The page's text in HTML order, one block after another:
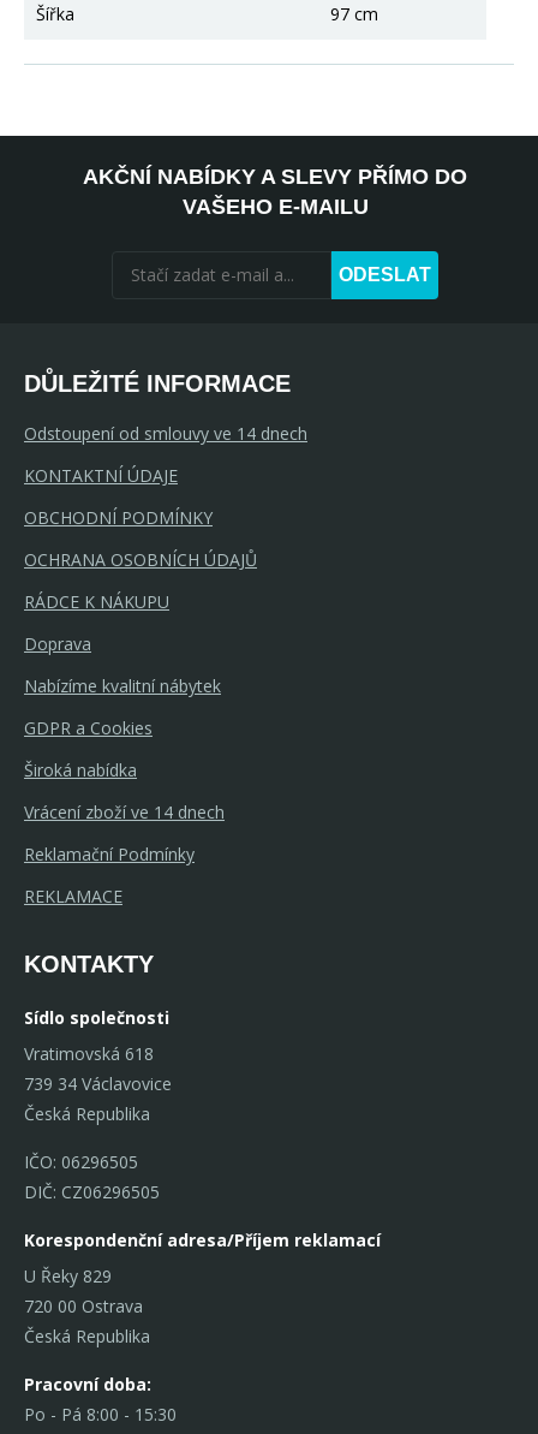
Šířka 97 cm
AKČNÍ NABÍDKY A SLEVY PŘÍMO DO
VAŠEHO E-MAILU
ODESLAT
DŮLEŽITÉ INFORMACE
Odstoupení od smlouvy ve 14 dnech
KONTAKTNÍ ÚDAJE
OBCHODNÍ PODMÍNKY
OCHRANA OSOBNÍCH ÚDAJŮ
RÁDCE K NÁKUPU
Doprava
Nabízíme kvalitní nábytek
GDPR a Cookies
Široká nabídka
Vrácení zboží ve 14 dnech
Reklamační Podmínky
REKLAMACE
KONTAKTY
Sídlo společnosti
Vratimovská 618
739 34 Václavovice
Česká Republika
IČO: 06296505
DIČ: CZ06296505
Korespondenční adresa/Příjem reklamací
U Řeky 829
720 00 Ostrava
Česká Republika
Pracovní doba:
Po - Pá 8:00 - 15:30